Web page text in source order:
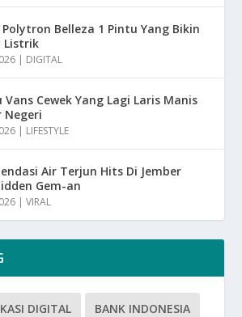
Polytron Belleza 1 Pintu Yang Bikin
Listrik
| DIGITAL
Vans Cewek Yang Lagi Laris Manis
Negeri
| LIFESTYLE
Air Terjun Hits Di Jember
Gem-an
|VIRAL
DIGITAL BANK INDONESIA